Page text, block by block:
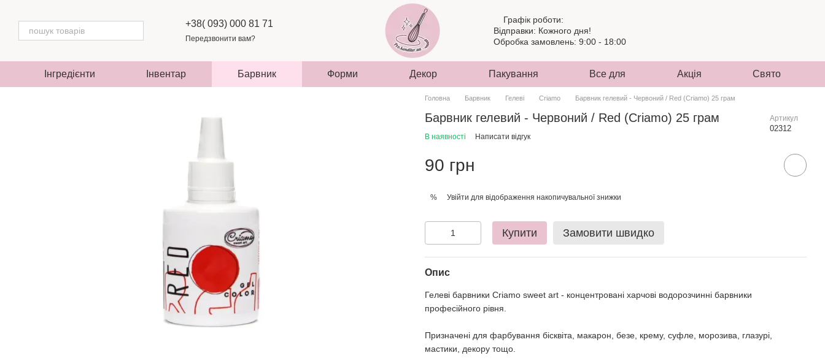
+38( 093) 000 81 71
Передзвонити вам?
Графік роботи:
Відправки: Кожного дня!
Обробка замовлень: 9:00 - 18:00
Інгредієнти Інвентар Барвник Форми Декор Пакування Все для Акція Свято
Головна Барвник Гелеві Criamo Барвник гелевий - Червоний / Red (Criamo) 25 грам
Барвник гелевий - Червоний / Red (Criamo) 25 грам Артикул
02312
В наявності Написати відгук
90 грн
% Увійти для відображення накопичувальної знижки
Купити Замовити швидко
Опис
Гелеві барвники Criamo sweet art - концентровані харчові водорозчинні барвники
професійного рівня.
Призначені для фарбування бісквіта, макарон, безе, крему, суфле, морозива, глазурі,
мастики, декору тощо.